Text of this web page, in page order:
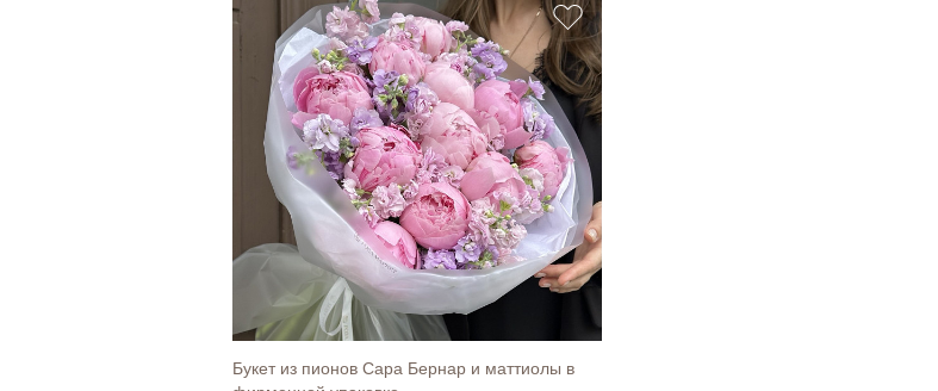
Открытка "Любимой мамочке"
Букет из пионов Сара Бернар и маттиолы в